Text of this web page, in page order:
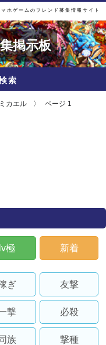
マホゲームのフレンド募集情報サイト
掲示板
索
カエル ページ 1
lv極 新着
ぎ 友撃
撃 必殺
族 撃種